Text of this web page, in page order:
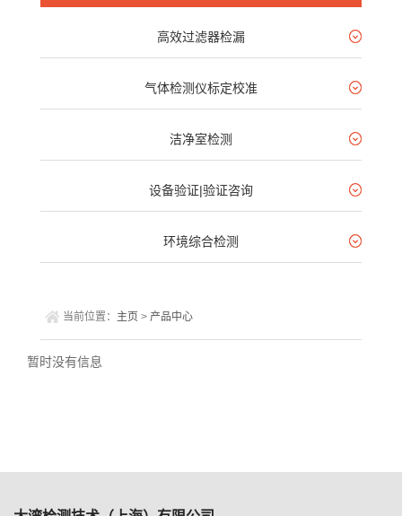
高效过滤器检漏
气体检测仪标定校准
洁净室检测
设备验证|验证咨询
环境综合检测
当前位置： 主页 > 产品中心
暂时没有信息